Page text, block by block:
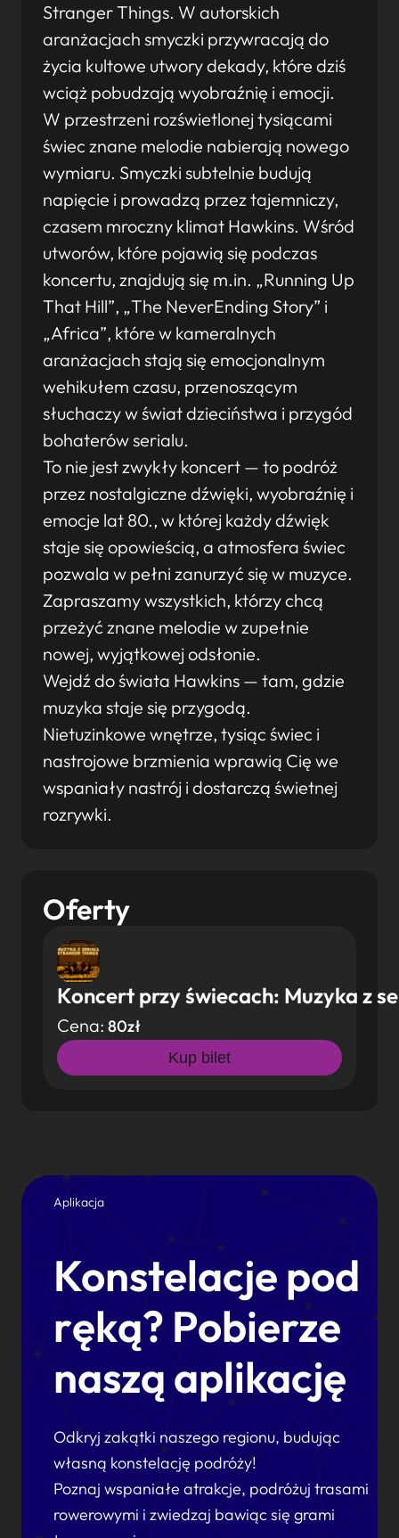
Stranger Things. W autorskich
aranżacjach smyczki przywracają do
życia kultowe utwory dekady, które dziś
wciąż pobudzają wyobraźnię i emocji.
W przestrzeni rozświetlonej tysiącami
świec znane melodie nabierają nowego
wymiaru. Smyczki subtelnie budują
napięcie i prowadzą przez tajemniczy,
czasem mroczny klimat Hawkins. Wśród
utworów, które pojawią się podczas
koncertu, znajdują się m.in. „Running Up
That Hill”, „The NeverEnding Story” i
„Africa”, które w kameralnych
aranżacjach stają się emocjonalnym
wehikułem czasu, przenoszącym
słuchaczy w świat dzieciństwa i przygód
bohaterów serialu.
To nie jest zwykły koncert — to podróż
przez nostalgiczne dźwięki, wyobraźnię i
emocje lat 80., w której każdy dźwięk
staje się opowieścią, a atmosfera świec
pozwala w pełni zanurzyć się w muzyce.
Zapraszamy wszystkich, którzy chcą
przeżyć znane melodie w zupełnie
nowej, wyjątkowej odsłonie.
Wejdź do świata Hawkins — tam, gdzie
muzyka staje się przygodą.
Nietuzinkowe wnętrze, tysiąc świec i
nastrojowe brzmienia wprawią Cię we
wspaniały nastrój i dostarczą świetnej
rozrywki.
Oferty
Koncert przy świecach: Muzyka z
Cena: 80zł
Kup bilet
Aplikacja
Konstelacje pod
ręką? Pobierze
naszą aplikację
Odkryj zakątki naszego regionu, budując
własną konstelację podróży!
Poznaj wspaniałe atrakcje, podróżuj trasami
rowerowymi i zwiedzaj bawiąc się grami